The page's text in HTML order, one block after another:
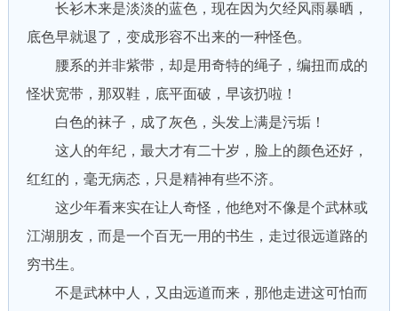
长衫木来是淡淡的蓝色，现在因为欠经风雨暴晒，
底色早就退了，变成形容不出来的一种怪色。
腰系的并非紫带，却是用奇特的绳子，编扭而成的
怪状宽带，那双鞋，底平面破，早该扔啦！
白色的袜子，成了灰色，头发上满是污垢！
这人的年纪，最大才有二十岁，脸上的颜色还好，
红红的，毫无病态，只是精神有些不济。
这少年看来实在让人奇怪，他绝对不像是个武林或
江湖朋友，而是一个百无一用的书生，走过很远道路的
穷书生。
不是武林中人，又由远道而来，那他走进这可怕而